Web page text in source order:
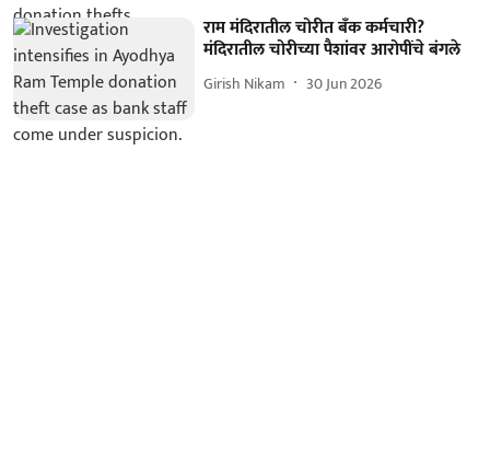
राम मंदिरातील चोरीत बँक कर्मचारी?
मंदिरातील चोरीच्या पैशांवर आरोपींचे बंगले
Girish Nikam 30 Jun 2026